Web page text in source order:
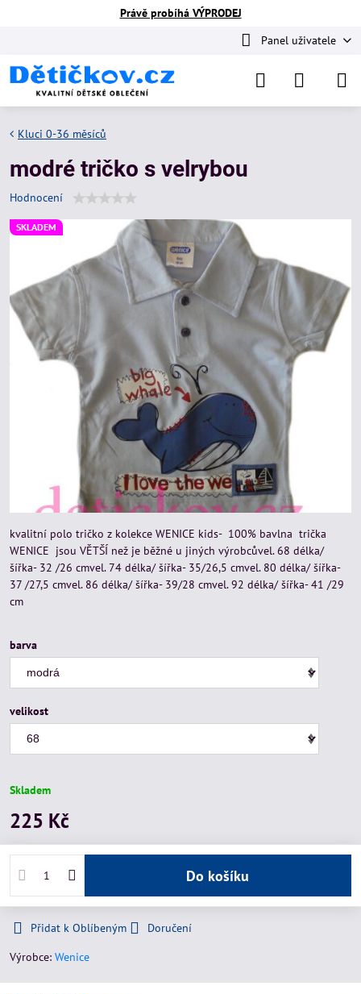
Právě probíhá VÝPRODEJ
Panel uživatele
SKLADEM
Kluci 0-36 měsíců
modré tričko s velrybou
Hodnocení
kvalitní polo tričko z kolekce WENICE kids- 100% bavlna trička
WENICE jsou VĚTŠÍ než je běžné u jiných výrobcůvel. 68 délka/
šířka- 32 /26 cmvel. 74 délka/ šířka- 35/26,5 cmvel. 80 délka/ šířka-
37 /27,5 cmvel. 86 délka/ šířka- 39/28 cmvel. 92 délka/ šířka- 41 /29
cm
barva
velikost
Skladem
225 Kč
Do košíku
Přidat k Oblíbeným
Doručení
Výrobce: Wenice